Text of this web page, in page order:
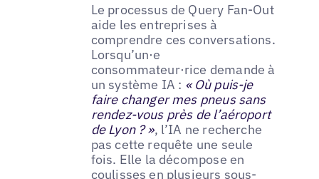
Le processus de Query Fan-Out
aide les entreprises à
comprendre ces conversations.
Lorsqu’un·e
consommateur·rice demande à
un système IA : « Où puis-je
faire changer mes pneus sans
rendez-vous près de l’aéroport
de Lyon ? », l’IA ne recherche
pas cette requête une seule
fois. Elle la décompose en
coulisses en plusieurs sous-